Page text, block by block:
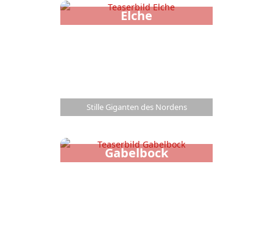
Elche
Stille Giganten des Nordens
Gabelbock